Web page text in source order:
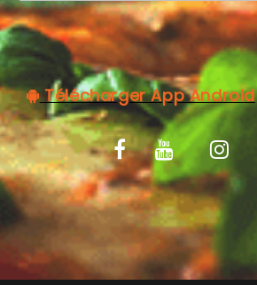
Télécharger App Android